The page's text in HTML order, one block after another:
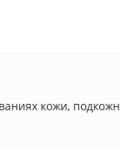
кожи,